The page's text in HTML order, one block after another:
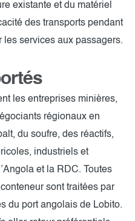
existante et du matériel
des transports pendant
services aux passagers.
les entreprises minières,
régionaux en
du soufre, des réactifs,
industriels et
et la RDC. Toutes
sont traitées par
du port angolais de Lobito.